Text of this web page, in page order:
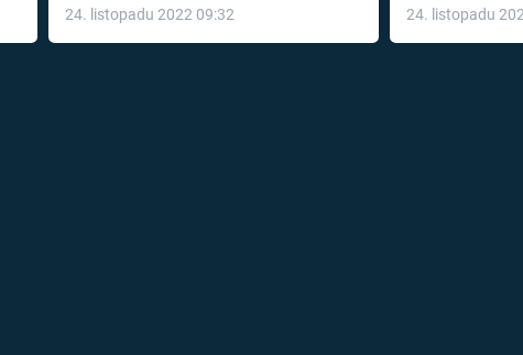
léky
24. listopadu 2022 09:32 24. listopadu